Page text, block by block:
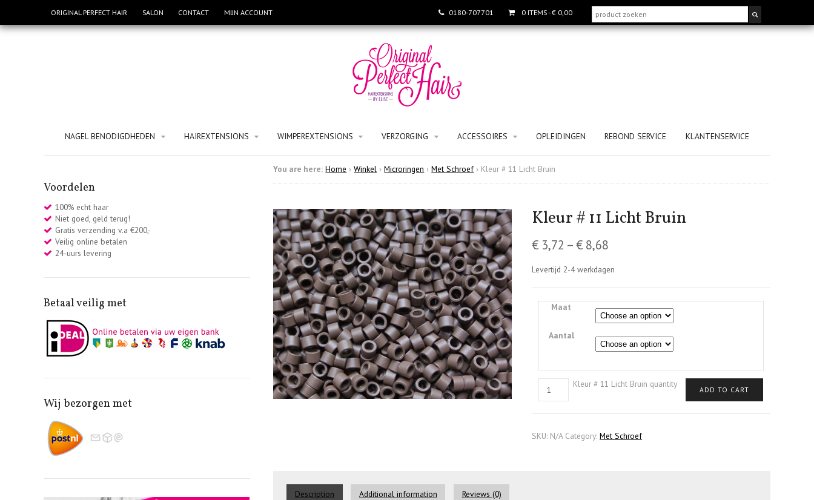
ORIGINAL PERFECT HAIR SALON CONTACT MIJN ACCOUNT 0 ITEMS- € 0,00
0180-707701
NAGEL BENODIGDHEDEN HAIREXTENSIONS WIMPEREXTENSIONS VERZORGING ACCESSOIRES OPLEIDINGEN REBOND SERVICE KLANTENSERVICE
You are here: Home › Winkel › Microringen › Met Schroef › Kleur # 11 Licht Bruin
Kleur # 11 Licht Bruin
€ 3,72 –€ 8,68
Levertijd 2-4 werkdagen
Maat
Aantal
Kleur # 11 Licht Bruin quantity
ADD TO CART
SKU: N/A Category:Met Schroef
Description Additional information Reviews (0)
Voordelen
100% echt haar
Niet goed, geld terug!
Gratis verzending v.a €200,-
Veilig online betalen
24-uurs levering
Betaal veilig met
Wij bezorgen met